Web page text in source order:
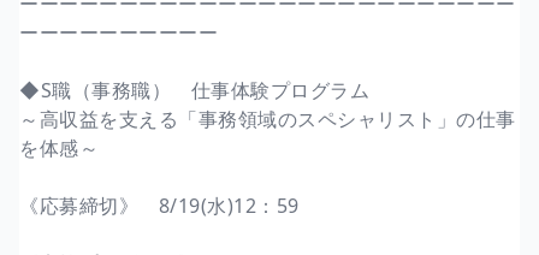
ーーーーーーーーーー
◆S職（事務職） 仕事体験プログラム
～高収益を支える「事務領域のスペシャリスト」の仕事
を体感～
《応募締切》 8/19(水)12：59